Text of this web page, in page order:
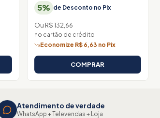
5% de Desconto no Pix
Ou R$ 132,66
no cartão de crédito
Economize R$ 6,63 no Pix
COMPRAR
Atendimento de verdade
WhatsApp + Televendas + Loja